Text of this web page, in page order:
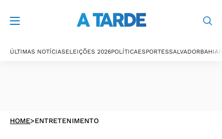
ÚLTIMAS NOTÍCIASELEIÇÕES 2026POLÍTICAESPORTESSALVADORBAHIA
HOME>ENTRETENIMENTO